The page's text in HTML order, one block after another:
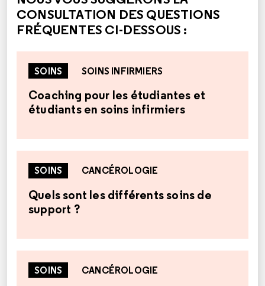
CONSULTATION DES QUESTIONS
FRÉQUENTES CI-DESSOUS :
SOINS SOINS INFIRMIERS
Coaching pour les étudiantes et
étudiants en soins infirmiers
SOINS CANCÉROLOGIE
Quels sont les différents soins de
support ?
SOINS CANCÉROLOGIE